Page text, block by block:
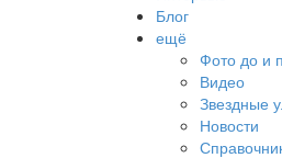
Блог
ещё
Фото до и
Видео
Звездные
Новости